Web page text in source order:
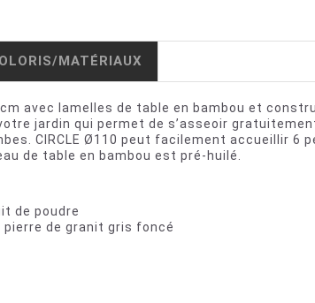
MATÉRIAUX
avec lamelles de table en bambou et
jardin qui permet de s’asseoir
CIRCLE Ø110 peut facilement accueillir 6
de table en bambou est pré-huilé.
de poudre
pierre de granit gris foncé